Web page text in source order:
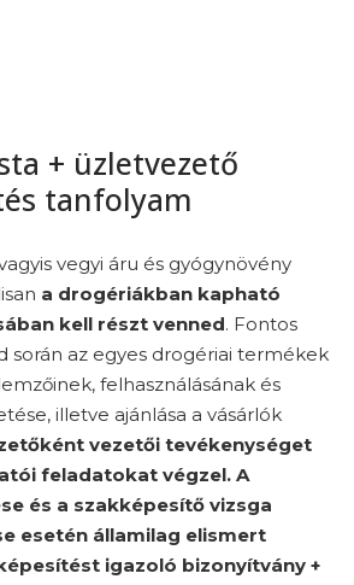
+ üzletvezető
tanfolyam
vegyi áru és gyógynövény
a drogériákban kapható
kell részt venned. Fontos
során az egyes drogériai termékek
felhasználásának és
illetve ajánlása a vásárlók
vezetői tevékenységet
feladatokat végzel. A
és a szakképesítő vizsga
esetén államilag elismert
igazoló bizonyítvány +